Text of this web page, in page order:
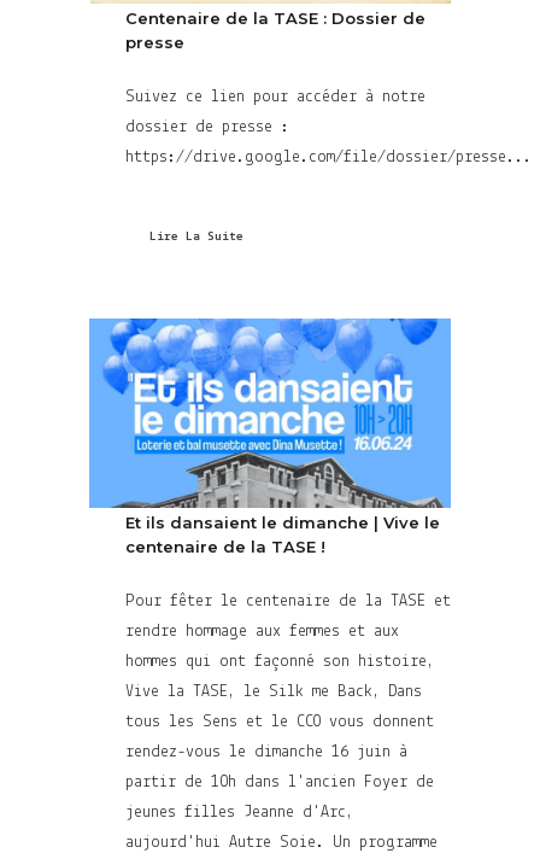
Centenaire de la TASE : Dossier de
presse
Suivez ce lien pour accéder à notre
dossier de presse :
https://drive.google.com/file/dossier/presse...
Lire La Suite
Et ils dansaient le dimanche | Vive le
centenaire de la TASE !
Pour fêter le centenaire de la TASE et
rendre hommage aux femmes et aux
hommes qui ont façonné son histoire,
Vive la TASE, le Silk me Back, Dans
tous les Sens et le CCO vous donnent
rendez-vous le dimanche 16 juin à
partir de 10h dans l'ancien Foyer de
jeunes filles Jeanne d'Arc,
aujourd'hui Autre Soie. Un programme